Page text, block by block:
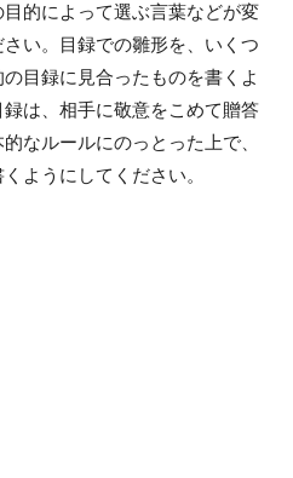
的によって選ぶ言葉などが変
い。目録での雛形を、いくつ
目録に見合ったものを書くよ
は、相手に敬意をこめて贈答
なルールにのっとった上で、
ようにしてください。